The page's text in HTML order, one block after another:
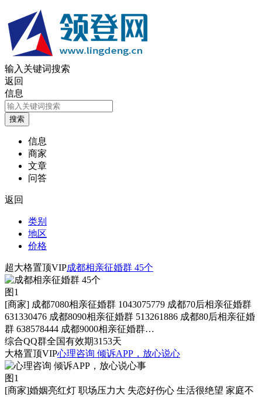
输入关键词搜索
返回
信息
信息
商家
文章
问答
返回
类别
地区
价格
超大格置顶VIP成都相亲征婚群 45个
图1
[商家] 成都7080相亲征婚群 1043075779 成都70后相亲征婚群
631330476 成都8090相亲征婚群 513261886 成都80后相亲征婚
群 638578444 成都9000相亲征婚群…
综合QQ群全国有效期3153天
大格置顶VIP心理咨询 倾诉APP，放心说心
图1
[商家]婚姻亮红灯 职场压力大 失恋好伤心 生活很绝望 家庭不